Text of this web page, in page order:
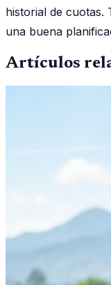
historial de cuotas.
una buena
Artículos